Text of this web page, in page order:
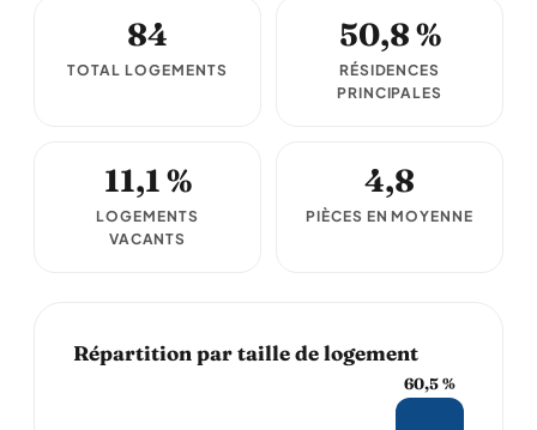
84
TOTAL LOGEMENTS
50,8 %
RÉSIDENCES
PRINCIPALES
11,1 %
LOGEMENTS
VACANTS
4,8
PIÈCES EN MOYENNE
Répartition par taille de logement
60,5 %